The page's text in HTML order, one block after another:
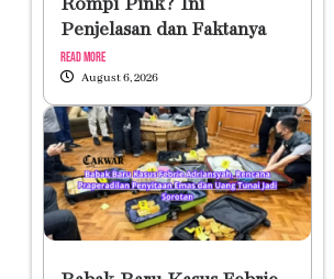
Rompi Pink? Ini
Penjelasan dan Faktanya
Read More
August 6, 2026